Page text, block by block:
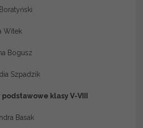
Witek
Bogusz
Szpadzik
podstawowe klasy V-VIII
Basak